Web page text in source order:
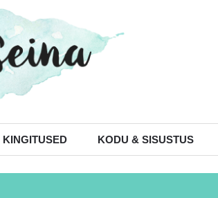
KINGITUSED KODU & SISUSTUS